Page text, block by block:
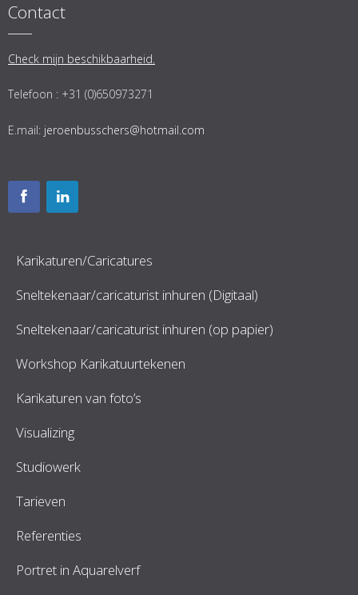
Contact
Check mijn beschikbaarheid.
Telefoon : +31 (0)650973271
E.mail: jeroenbusschers@hotmail.com
Karikaturen/Caricatures
Sneltekenaar/caricaturist inhuren (Digitaal)
Sneltekenaar/caricaturist inhuren (op papier)
Workshop Karikatuurtekenen
Karikaturen van foto’s
Visualizing
Studiowerk
Tarieven
Referenties
Portret in Aquarelverf